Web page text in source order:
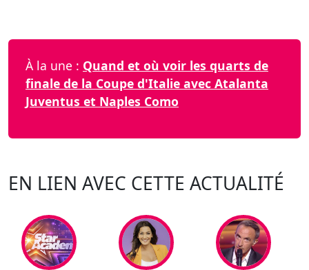
À la une : Quand et où voir les quarts de
finale de la Coupe d'Italie avec Atalanta
Juventus et Naples Como
EN LIEN AVEC CETTE ACTUALITÉ